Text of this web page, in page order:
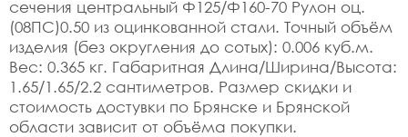
сечения центральный Ф125/Ф160-70 Рулон оц.
(08ПС)0.50 из оцинкованной стали. Точный объём
изделия (без округления до сотых): 0.006 куб.м.
Вес: 0.365 кг. Габаритная Длина/Ширина/Высота:
1.65/1.65/2.2 сантиметров. Размер скидки и
стоимость достувки по Брянске и Брянской
области зависит от объёма покупки.